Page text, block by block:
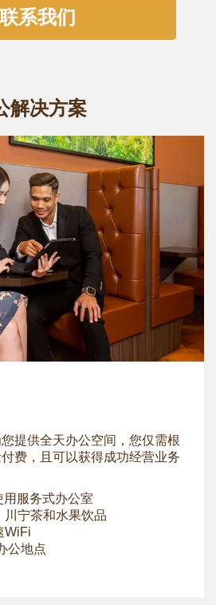
联系我们
解决方案
提供全天办公空间，您仅需根
费，且可以获得成功经营业务
服务式办公室
宁茶和水果饮品
WiFi
公地点